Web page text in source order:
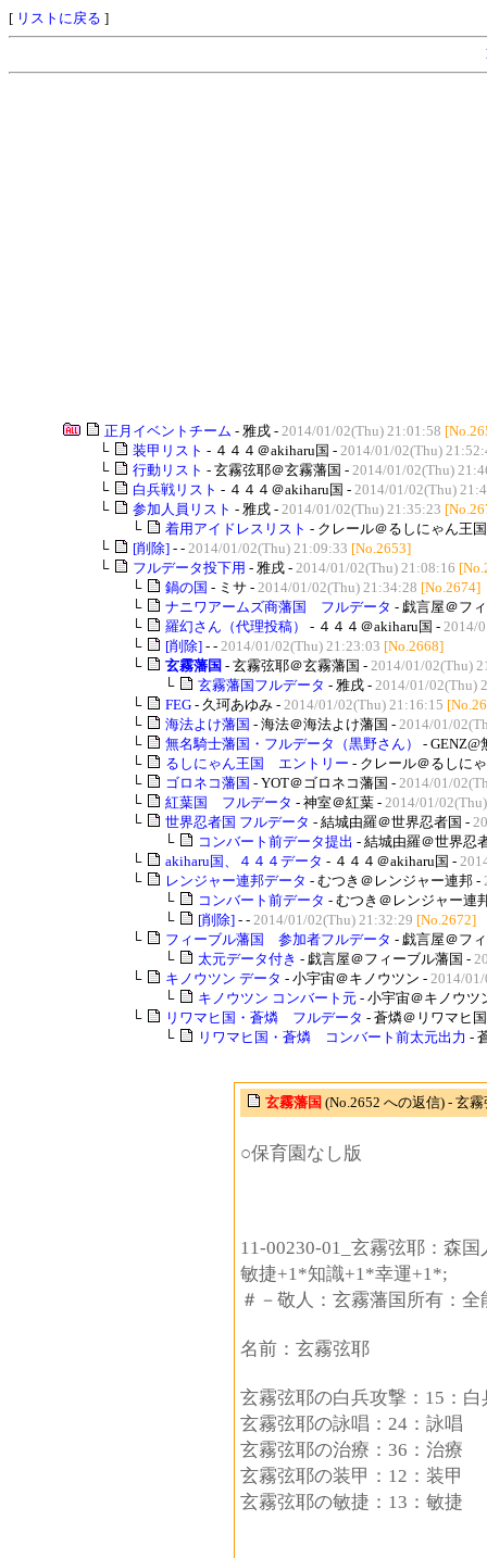
[ リストに戻る ]
正月イベントチーム - 雅戌 - 2014/01/02(Thu) 21:01:58
└
装甲リスト - ４４４＠akiharu国 - 2014/01/02(Thu)
└
行動リスト - 玄霧弦耶＠玄霧藩国 - 2014/01/02(Thu)
└
白兵戦リスト - ４４４＠akiharu国 - 2014/01/02(Thu)
└
参加人員リスト - 雅戌 - 2014/01/02(Thu) 21:35:23
└
着用アイドレスリスト - クレール＠るしにゃん王
└
[削除] - - 2014/01/02(Thu) 21:09:33 [No.2653]
└
フルデータ投下用 - 雅戌 - 2014/01/02(Thu) 21:08:16
└
鍋の国 - ミサ - 2014/01/02(Thu) 21:34:28 [No.2674]
└
ナニワアームズ商藩国 フルデータ - 戯言屋＠フ
└
羅幻さん（代理投稿） - ４４４＠akiharu国 - 2014/
└
[削除] - - 2014/01/02(Thu) 21:23:03 [No.2668]
└
玄霧藩国 - 玄霧弦耶＠玄霧藩国 - 2014/01/02(Thu)
└
玄霧藩国フルデータ - 雅戌 - 2014/01/02(Thu)
└
FEG - 久珂あゆみ - 2014/01/02(Thu) 21:16:15
└
海法よけ藩国 - 海法＠海法よけ藩国 - 2014/01/
└
無名騎士藩国・フルデータ（黒野さん）
-
└
るしにゃん王国 エントリー - クレール＠るしに
└
ゴロネコ藩国 - YOT＠ゴロネコ藩国 - 2014/01/
└
紅葉国 フルデータ - 神室＠紅葉 - 2014/01/
└
世界忍者国 フルデータ - 結城由羅＠世界忍者国 -
└
コンバート前データ提出 - 結城由羅＠世界忍
└
akiharu国、４４４データ - ４４４＠akiharu国 -
└
レンジャー連邦データ - むつき＠レンジャー連邦 -
└
コンバート前データ - むつき＠レンジャー連
└
[削除] - - 2014/01/02(Thu) 21:32:29 [No.2672]
└
フィーブル藩国 参加者フルデータ - 戯言屋＠フ
└
太元データ付き - 戯言屋＠フィーブル藩国 -
└
キノウツン データ - 小宇宙＠キノウツン - 2014/
└
キノウツン コンバート元 - 小宇宙＠キノウツ
└
リワマヒ国・蒼燐 フルデータ - 蒼燐＠リワマヒ
└
リワマヒ国・蒼燐 コンバート前太元出力 -
玄霧藩国 (No.2652 への返信) - 玄
○保育園なし版
11-00230-01_玄霧弦耶：森
敏捷+1*知識+1*幸運+1*;
＃－敬人：玄霧藩国所有：
名前：玄霧弦耶
玄霧弦耶の白兵攻撃：15：白
玄霧弦耶の詠唱：24：詠唱
玄霧弦耶の治療：36：治療
玄霧弦耶の装甲：12：装甲
玄霧弦耶の敏捷：13：敏捷